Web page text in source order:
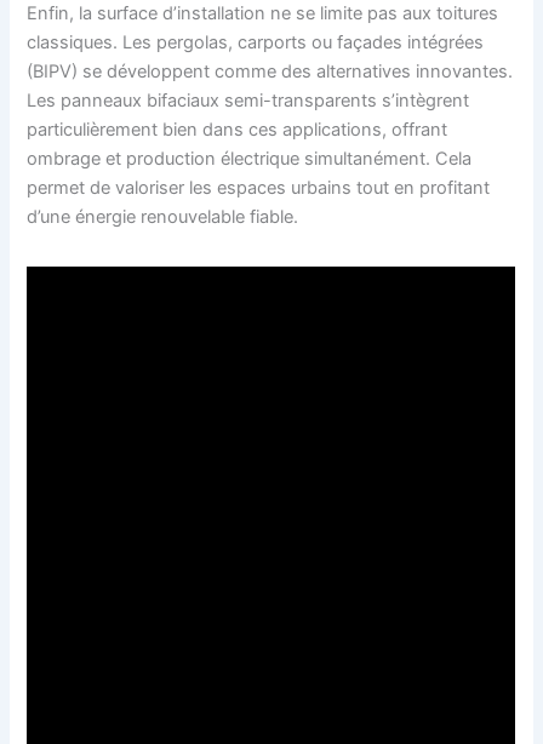
Enfin, la surface d’installation ne se limite pas aux toitures
classiques. Les pergolas, carports ou façades intégrées
(BIPV) se développent comme des alternatives innovantes.
Les panneaux bifaciaux semi-transparents s’intègrent
particulièrement bien dans ces applications, offrant
ombrage et production électrique simultanément. Cela
permet de valoriser les espaces urbains tout en profitant
d’une énergie renouvelable fiable.